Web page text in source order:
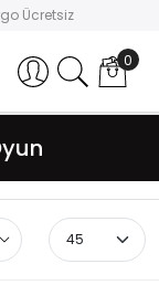
Ücretsiz
Hesabım 0